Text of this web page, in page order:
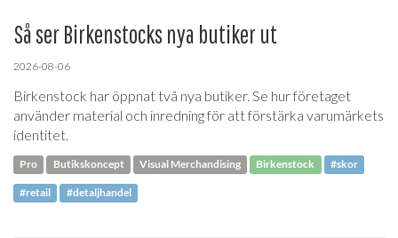
Så ser Birkenstocks nya butiker ut
2026-08-06
Birkenstock har öppnat två nya butiker. Se hur företaget
använder material och inredning för att förstärka varumärkets
identitet.
Pro Butikskoncept Visual Merchandising Birkenstock #skor
#retail #detaljhandel